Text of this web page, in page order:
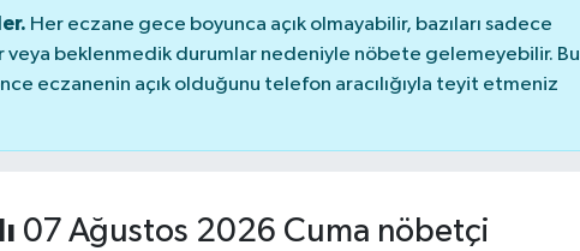
Her eczane gece boyunca açık olmayabilir, bazıları sadece
veya beklenmedik durumlar nedeniyle nöbete gelemeyebilir. Bu
eczanenin açık olduğunu telefon aracılığıyla teyit etmeniz
07 Ağustos 2026 Cuma nöbetçi